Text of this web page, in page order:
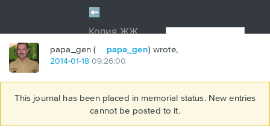
papa_gen ( papa_gen) wrote,
2014-01-18 09:26:00
This journal has been placed in memorial status. New entries
cannot be posted to it.